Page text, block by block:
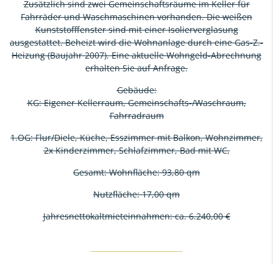
Zusätzlich sind zwei Gemeinschaftsräume im Keller für
Fahrräder und Waschmaschinen vorhanden. Die weißen
Kunststofffenster sind mit einer Isolierverglasung
ausgestattet. Beheizt wird die Wohnanlage durch eine Gas-Z.-
Heizung (Baujahr 2007). Eine aktuelle Wohngeld-Abrechnung
erhalten Sie auf Anfrage.
Gebäude:
KG: Eigener Kellerraum, Gemeinschafts-/Waschraum,
Fahrradraum
1.OG: Flur/Diele, Küche, Esszimmer mit Balkon, Wohnzimmer,
2x Kinderzimmer, Schlafzimmer, Bad mit WC,
Gesamt: Wohnfläche: 93,80 qm
Nutzfläche: 17,00 qm
Jahresnettokaltmieteinnahmen: ca. 6.240,00 €